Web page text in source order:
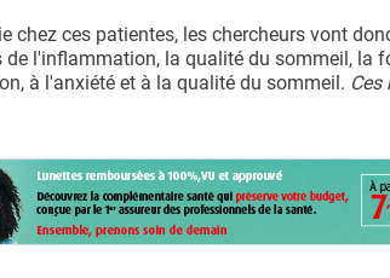
chez ces patientes, les chercheurs vont
l'inflammation, la qualité du sommeil, la
à l'anxiété et à la qualité du sommeil.